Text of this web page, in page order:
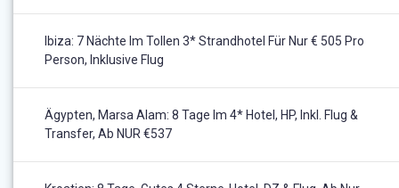
Ibiza: 7 Nächte Im Tollen 3* Strandhotel Für Nur € 505 Pro
Person, Inklusive Flug
Ägypten, Marsa Alam: 8 Tage Im 4* Hotel, HP, Inkl. Flug &
Transfer, Ab NUR €537